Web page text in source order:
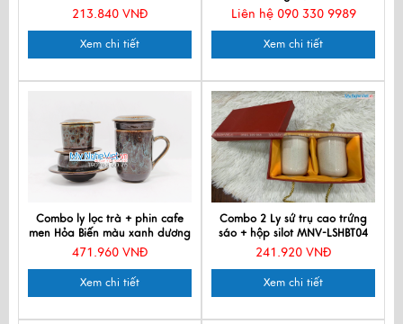
213.840 VNĐ
Xem chi tiết
HDLSSUNSONG03
Liên hệ 090 330 9989
Xem chi tiết
Combo ly lọc trà + phin cafe
men Hỏa Biến màu xanh dương
MNV-LTM001-5
471.960 VNĐ
Xem chi tiết
Combo 2 Ly sứ trụ cao trứng
sáo + hộp silot MNV-LSHBT04
241.920 VNĐ
Xem chi tiết